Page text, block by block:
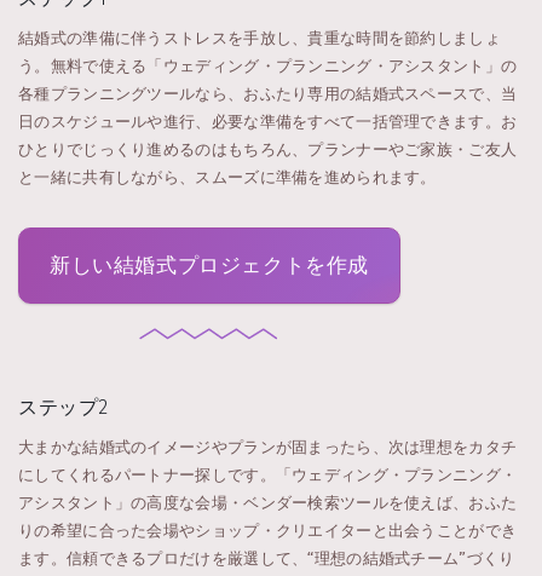
結婚式の準備に伴うストレスを手放し、貴重な時間を節約しましょ
う。無料で使える「ウェディング・プランニング・アシスタント」の
各種プランニングツールなら、おふたり専用の結婚式スペースで、当
日のスケジュールや進行、必要な準備をすべて一括管理できます。お
ひとりでじっくり進めるのはもちろん、プランナーやご家族・ご友人
と一緒に共有しながら、スムーズに準備を進められます。
新しい結婚式プロジェクトを作成
ステップ2
大まかな結婚式のイメージやプランが固まったら、次は理想をカタチ
にしてくれるパートナー探しです。「ウェディング・プランニング・
アシスタント」の高度な会場・ベンダー検索ツールを使えば、おふた
りの希望に合った会場やショップ・クリエイターと出会うことができ
ます。信頼できるプロだけを厳選して、“理想の結婚式チーム”づくり